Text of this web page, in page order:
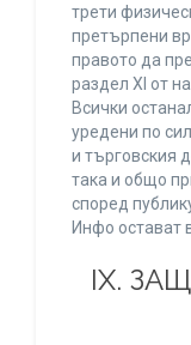
трети
претърпени
правото да
раздел XI от
Всички
уредени по
и търговския
така и общо
според
Инфо остават
IХ.